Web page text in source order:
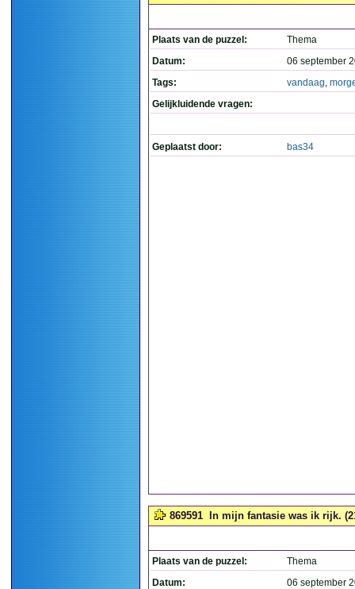
Plaats van de puzzel:
Thema
Datum:
06 september
Tags:
vandaag,
Gelijkluidende vragen:
Geplaatst door: bas34
869591 In mijn fantasie was ik rijk.
Plaats van de puzzel:
Thema
Datum:
06 september